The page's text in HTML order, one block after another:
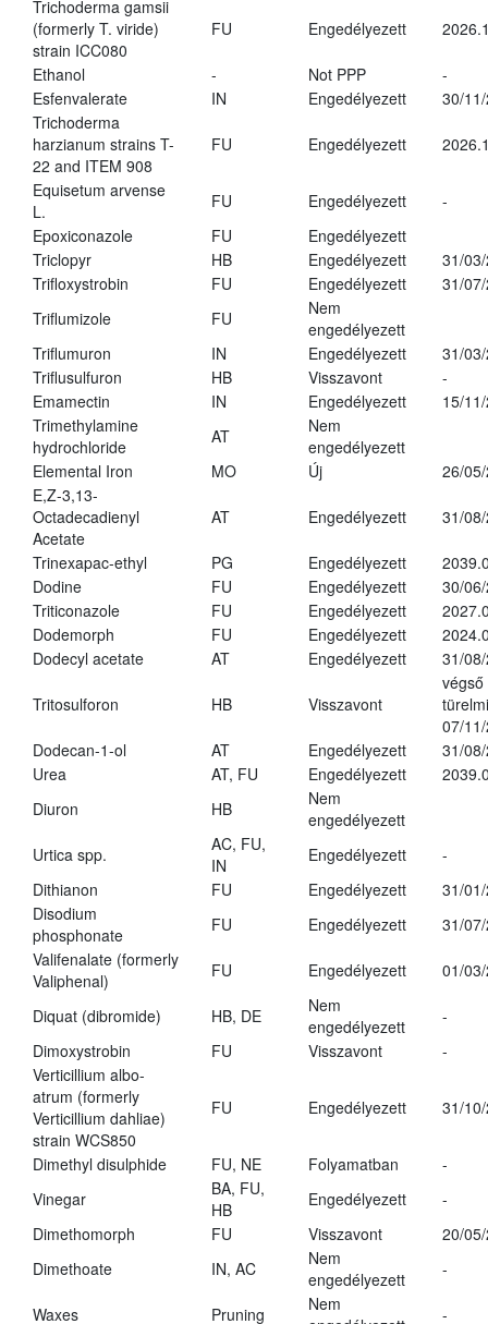
Trichoderma gamsii
(formerly T. viride)
strain ICC080
FU Engedélyezett
Ethanol - Not PPP
-
Esfenvalerate
IN Engedélyezett
30/
Trichoderma
harzianum strains T-
22 and ITEM 908
FU Engedélyezett
Equisetum arvense
L.
FU Engedélyezett
-
Epoxiconazole
FU
Engedélyezett
Triclopyr
HB Engedélyezett
31/
Trifloxystrobin
FU Engedélyezett
31/
Triflumizole
FU
Nem
engedélyezett
Triflumuron
IN Engedélyezett
31/
Triflusulfuron
HB Visszavont
-
Emamectin
IN Engedélyezett
15/
Trimethylamine
hydrochloride
AT
Nem
engedélyezett
Elemental Iron
MO Új
26/
E,Z-3,13-
Octadecadienyl
Acetate
AT Engedélyezett 31/
Trinexapac-ethyl PG Engedélyezett
Dodine
FU Engedélyezett
30/
Triticonazole
FU Engedélyezett
Dodemorph
FU Engedélyezett
Dodecyl acetate
AT Engedélyezett 31/
Tritosulforon HB Visszavont
végső
07/
Dodecan-1-ol
AT Engedélyezett
31/
Urea
AT, FU Engedélyezett
Diuron
HB
Nem
engedélyezett
Urtica spp.
AC, FU,
IN
Engedélyezett
-
Dithianon
FU Engedélyezett
31/
Disodium
phosphonate
FU Engedélyezett
31/
Valifenalate (formerly
Valiphenal)
FU Engedélyezett 01/
Diquat (dibromide) HB, DE
Nem
engedélyezett
-
Dimoxystrobin
FU Visszavont
-
Verticillium albo-
atrum (formerly
Verticillium dahliae)
strain WCS850
FU Engedélyezett 31/
Dimethyl disulphide FU, NE Folyamatban
-
Vinegar
BA, FU,
HB
Engedélyezett
-
Dimethomorph
FU Visszavont
20/
Dimethoate
IN, AC
Nem
engedélyezett
-
Waxes Pruning
Nem
-